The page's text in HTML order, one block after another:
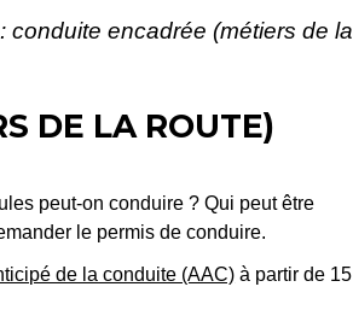
conduite encadrée (métiers de la
DE LA ROUTE)
peut-on conduire ? Qui peut être
le permis de conduire.
de la conduite (AAC) à partir de 15